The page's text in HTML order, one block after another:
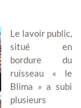
Le lavoir public,
situé en
bordure du
ruisseau « le
Blima » a subi
plusieurs